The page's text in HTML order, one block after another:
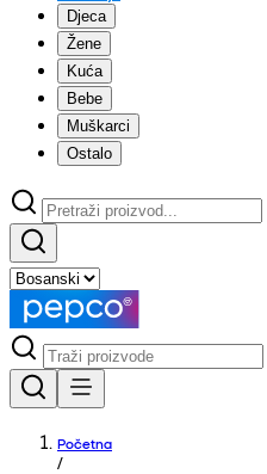
Djeca
Žene
Kuća
Bebe
Muškarci
Ostalo
Početna
/